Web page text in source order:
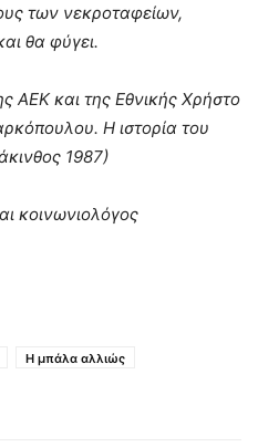
των νεκροταφείων,
θα φύγει.
ΑΕΚ και της Εθνικής Χρήστο
Η ιστορία του
1987)
κοινωνιολόγος
Η μπάλα αλλιώς